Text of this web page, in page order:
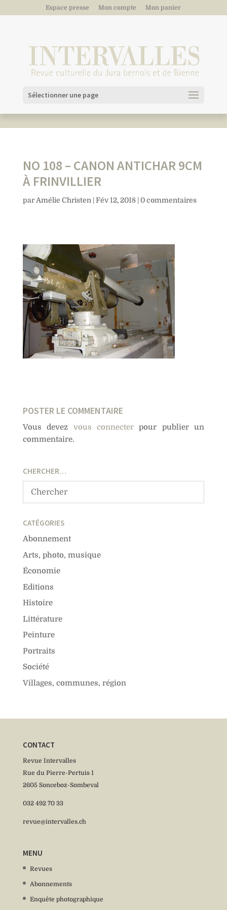
Espace presse Mon compte Mon panier
Sélectionner une page
NO 108 – CANON ANTICHAR 9CM
À FRINVILLIER
parAmélie Christen | Fév 12, 2018| 0 commentaires
POSTER LE COMMENTAIRE
Vous devez vous connecter pour publier un
commentaire.
CHERCHER…
CATÉGORIES
Abonnement
Arts, photo, musique
Économie
Editions
Histoire
Littérature
Peinture
Portraits
Société
Villages, communes, région
CONTACT
Revue Intervalles
Rue du Pierre-Pertuis 1
2605 Sonceboz-Sombeval
032 492 70 33
revue@intervalles.ch
MENU
Revues
Abonnements
Enquête photographique